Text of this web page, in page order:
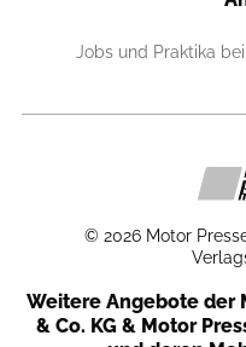
Jobs und Praktika
© 2026 Motor
Weitere Angebote der
& Co. KG & Motor